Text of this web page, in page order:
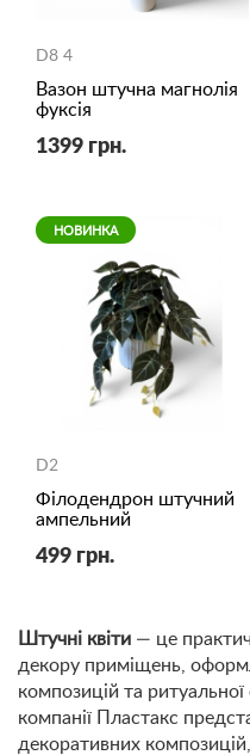
D8 4
Вазон штучна магнолія
фуксія
1399 грн.
НОВИНКА
D2
Філодендрон штучний
ампельний
499 грн.
Штучні квіти — це
декору приміщень,
композицій та
компанії Пластакс
декоративних композицій,